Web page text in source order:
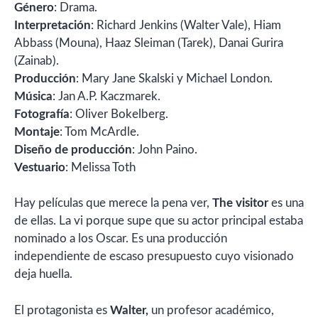
Género: Drama.
Interpretación: Richard Jenkins (Walter Vale), Hiam
Abbass (Mouna), Haaz Sleiman (Tarek), Danai Gurira
(Zainab).
Producción: Mary Jane Skalski y Michael London.
Música: Jan A.P. Kaczmarek.
Fotografía: Oliver Bokelberg.
Montaje: Tom McArdle.
Diseño de producción: John Paino.
Vestuario: Melissa Toth
Hay películas que merece la pena ver, The visitores una
de ellas. La vi porque supe que su actor principal estaba
nominado a los Oscar. Es una producción
independiente de escaso presupuesto cuyo visionado
deja huella.
El protagonista es Walter, un profesor académico,